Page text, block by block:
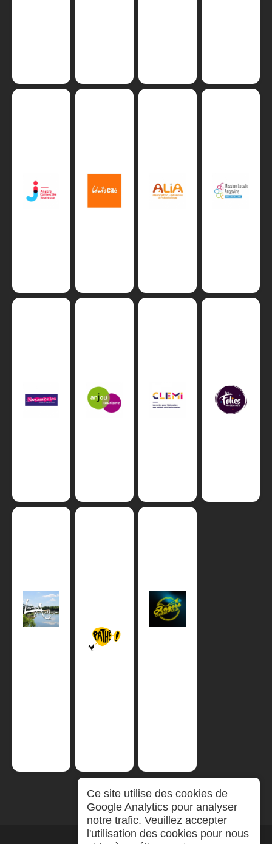
Ce site utilise des cookies de
Google Analytics pour analyser
notre trafic. Veuillez accepter
l'utilisation des cookies pour nous